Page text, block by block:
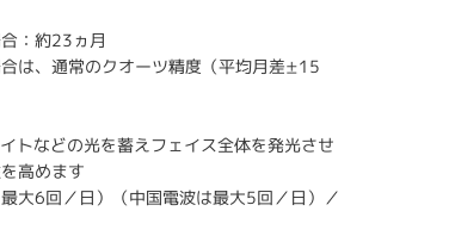
：約23ヵ月
は、通常のクオーツ精度（平均月差±15
トなどの光を蓄えフェイス全体を発光させ
高めます
大6回／日）（中国電波は最大5回／日）／